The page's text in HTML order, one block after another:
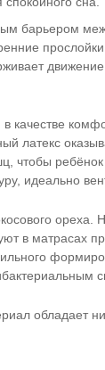
барьером
латекс
идеально
в матрасах
обладает